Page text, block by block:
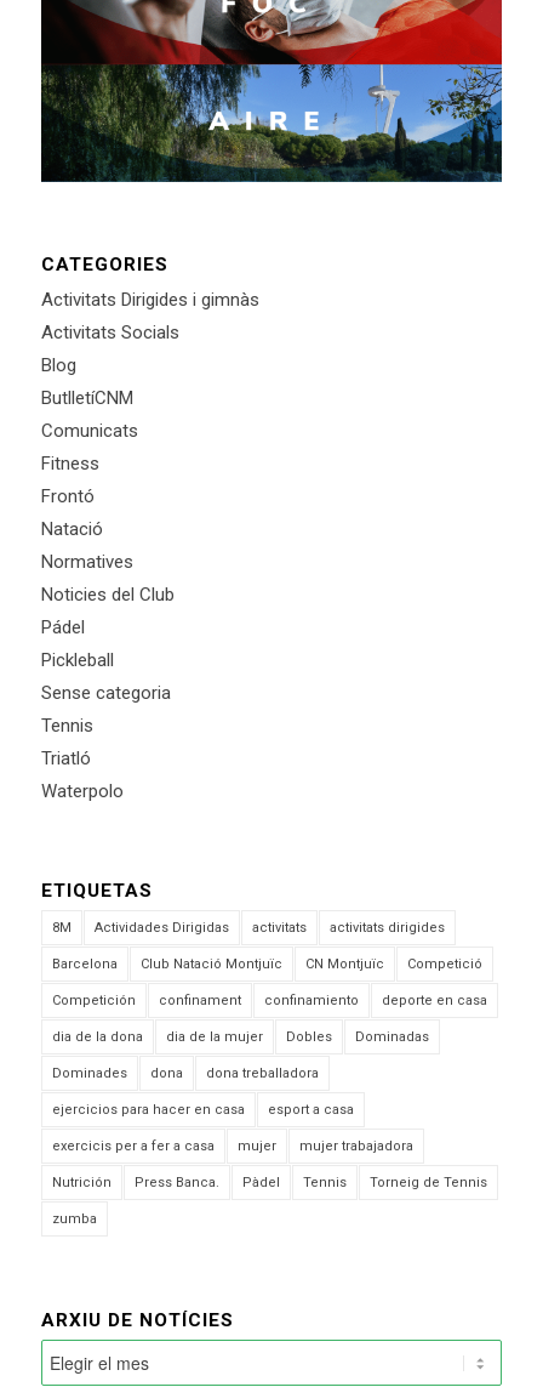
CATEGORIES
Activitats Dirigides i gimnàs
Activitats Socials
Blog
ButlletíCNM
Comunicats
Fitness
Frontó
Natació
Normatives
Noticies del Club
Pádel
Pickleball
Sense categoria
Tennis
Triatló
Waterpolo
ETIQUETAS
8M Actividades Dirigidas activitats activitats dirigides
Barcelona Club Natació Montjuïc CN Montjuïc Competició
Competición confinament confinamiento deporte en casa
dia de la dona dia de la mujer Dobles Dominadas
Dominades dona dona treballadora
ejercicios para hacer en casa esport a casa
exercicis per a fer a casa mujer mujer trabajadora
Nutrición Press Banca. Pàdel Tennis Torneig de Tennis
zumba
ARXIU DE NOTÍCIES